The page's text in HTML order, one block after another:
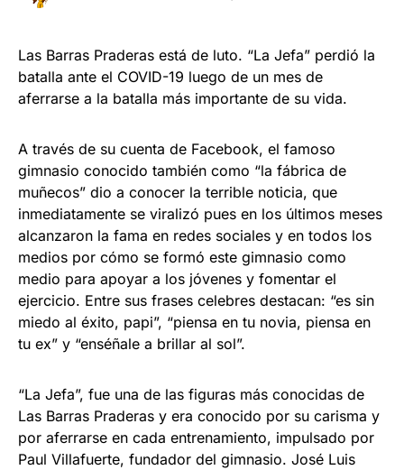
Las Barras Praderas está de luto. “La Jefa” perdió la
batalla ante el COVID-19 luego de un mes de
aferrarse a la batalla más importante de su vida.
A través de su cuenta de Facebook, el famoso
gimnasio conocido también como “la fábrica de
muñecos” dio a conocer la terrible noticia, que
inmediatamente se viralizó pues en los últimos meses
alcanzaron la fama en redes sociales y en todos los
medios por cómo se formó este gimnasio como
medio para apoyar a los jóvenes y fomentar el
ejercicio. Entre sus frases celebres destacan: “es sin
miedo al éxito, papi”, “piensa en tu novia, piensa en
tu ex” y “enséñale a brillar al sol”.
“La Jefa”, fue una de las figuras más conocidas de
Las Barras Praderas y era conocido por su carisma y
por aferrarse en cada entrenamiento, impulsado por
Paul Villafuerte, fundador del gimnasio. José Luis